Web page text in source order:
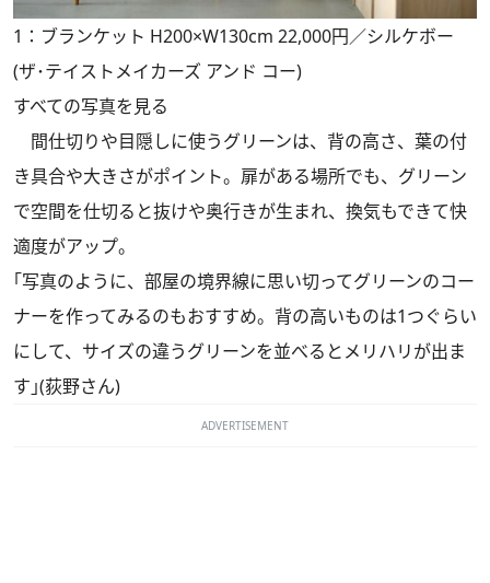
1：ブランケット H200×W130cm 22,000円／シルケボー
(ザ･テイストメイカーズ アンド コー)
すべての写真を見る
間仕切りや目隠しに使うグリーンは、背の高さ、葉の付
き具合や大きさがポイント。扉がある場所でも、グリーン
で空間を仕切ると抜けや奥行きが生まれ、換気もできて快
適度がアップ。
｢写真のように、部屋の境界線に思い切ってグリーンのコー
ナーを作ってみるのもおすすめ。背の高いものは1つぐらい
にして、サイズの違うグリーンを並べるとメリハリが出ま
す｣(荻野さん)
ADVERTISEMENT